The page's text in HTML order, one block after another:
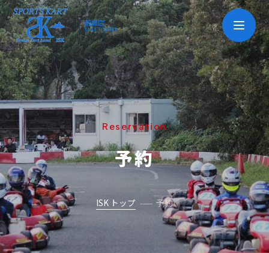
前橋店
MAEBASHI
Reservation
予約
ISK トップ 予約